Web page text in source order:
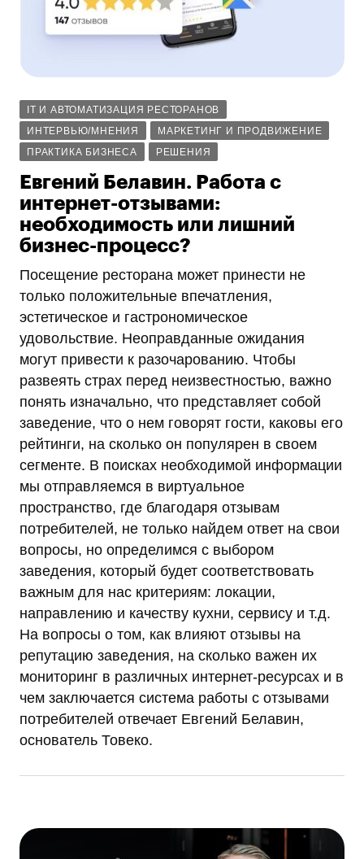
IT И АВТОМАТИЗАЦИЯ РЕСТОРАНОВ
ИНТЕРВЬЮ/МНЕНИЯ
МАРКЕТИНГ И ПРОДВИЖЕНИЕ
ПРАКТИКА БИЗНЕСА
РЕШЕНИЯ
Евгений Белавин. Работа с
интернет-отзывами:
необходимость или лишний
бизнес-процесс?
Посещение ресторана может принести не
только положительные впечатления,
эстетическое и гастрономическое
удовольствие. Неоправданные ожидания
могут привести к разочарованию. Чтобы
развеять страх перед неизвестностью, важно
понять изначально, что представляет собой
заведение, что о нем говорят гости, каковы его
рейтинги, на сколько он популярен в своем
сегменте. В поисках необходимой информации
мы отправляемся в виртуальное
пространство, где благодаря отзывам
потребителей, не только найдем ответ на свои
вопросы, но определимся с выбором
заведения, который будет соответствовать
важным для нас критериям: локации,
направлению и качеству кухни, сервису и т.д.
На вопросы о том, как влияют отзывы на
репутацию заведения, на сколько важен их
мониторинг в различных интернет-ресурсах и в
чем заключается система работы с отзывами
потребителей отвечает Евгений Белавин,
основатель Товеко.